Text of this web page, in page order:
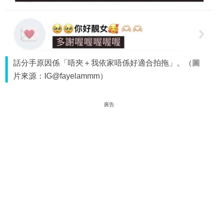
話分手原因係「唔夾＋我依家唔係好適合拍拖」。（圖
片來源：IG@fayelammm）
廣告